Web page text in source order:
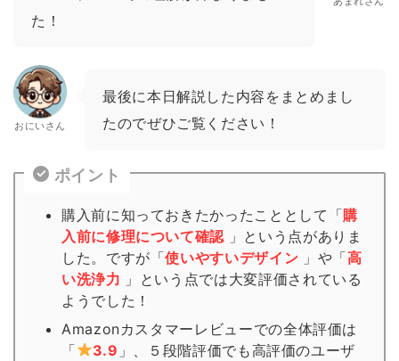
た！
おにいさん
最後に本日解説した内容をまとめまし
たのでぜひご覧ください！
ポイント
購入前に知っておきたかったこととして「購
入前に修理について確認 」という点がありま
した。ですが「使いやすいデザイン 」や「高
い洗浄力 」という点では大変評価されている
ようでした！
Amazonカスタマーレビューでの全体評価は
「
3.9 」、５段階評価でも高評価のユーザ